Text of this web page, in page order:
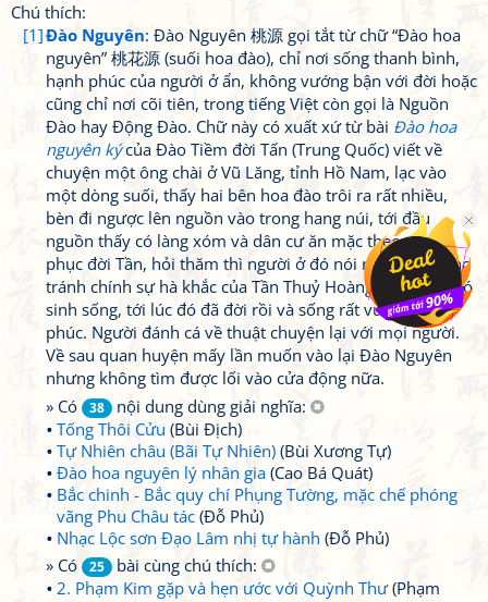
Chú thích:
[1]Đào Nguyên: Đào Nguyên 桃源 gọi tắt từ chữ “Đào hoa
nguyên” 桃花源 (suối hoa đào), chỉ nơi sống thanh bình,
hạnh phúc của người ở ẩn, không vướng bận với đời hoặc
cũng chỉ nơi cõi tiên, trong tiếng Việt còn gọi là Nguồn
Đào hay Động Đào. Chữ này có xuất xứ từ bài Đào hoa
nguyên kýcủa Đào Tiềm đời Tấn (Trung Quốc) viết về
chuyện một ông chài ở Vũ Lăng, tỉnh Hồ Nam, lạc vào
một dòng suối, thấy hai bên hoa đào trôi ra rất nhiều,
bèn đi ngược lên nguồn vào trong hang núi, tới đầu
nguồn thấy có làng xóm và dân cư ăn mặc theo trang
phục đời Tần, hỏi thăm thì người ở đó nói rằng tổ tiên họ
tránh chính sự hà khắc của Tần Thuỷ Hoàng, chạy vào đó
sinh sống, tới lúc đó đã đời rồi và sống rất vui vẻ hạnh
phúc. Người đánh cá về thuật chuyện lại với mọi người.
Về sau quan huyện mấy lần muốn vào lại Đào Nguyên
nhưng không tìm được lối vào cửa động nữa.
» Có
38
nội dung dùng giải nghĩa:
Tống Thôi Cửu (Bùi Địch)
Tự Nhiên châu (Bãi Tự Nhiên) (Bùi Xương Tự)
Đào hoa nguyên lý nhân gia (Cao Bá Quát)
Bắc chinh - Bắc quy chí Phụng Tường, mặc chế phóng
vãng Phu Châu tác (Đỗ Phủ)
Nhạc Lộc sơn Đạo Lâm nhị tự hành (Đỗ Phủ)
» Có
25
bài cùng chú thích:
2. Phạm Kim gặp và hẹn ước với Quỳnh Thư(Phạm